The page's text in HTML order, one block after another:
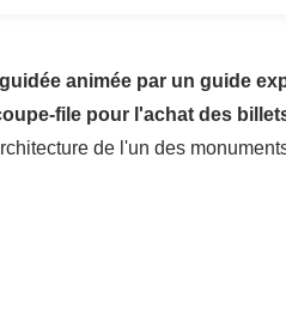
animée par un guide
file pour l'achat des
de l'un des